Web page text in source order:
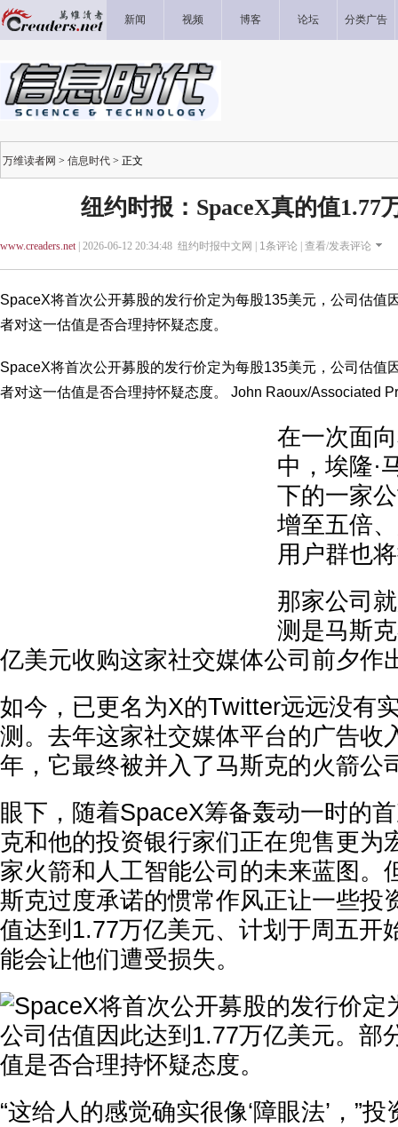
新闻 视频 博客 论坛 分类广告
万维读者网 > 信息时代 > 正文
纽约时报：SpaceX真的值1.77
www.creaders.net| 2026-06-12 20:34:48 纽约时报中文网 | 1条评论 | 查看/发表评论
SpaceX将首次公开募股的发行价定为每股135美元，公司估值
者对这一估值是否合理持怀疑态度。
SpaceX将首次公开募股的发行价定为每股135美元，公司估值
者对这一估值是否合理持怀疑态度。 John Raoux/Associated
在一次面
中，埃隆·
下的一家
增至五倍
用户群也
那家公司
测是马斯
亿美元收购这家社交媒体公司前夕作
如今，已更名为X的Twitter远远没有
测。去年这家社交媒体平台的广告收
年，它最终被并入了马斯克的火箭公
眼下，随着SpaceX筹备轰动一时的
克和他的投资银行家们正在兜售更为
家火箭和人工智能公司的未来蓝图。
斯克过度承诺的惯常作风正让一些投
值达到1.77万亿美元、计划于周五开
能会让他们遭受损失。
“这给人的感觉确实很像‘障眼法’，”